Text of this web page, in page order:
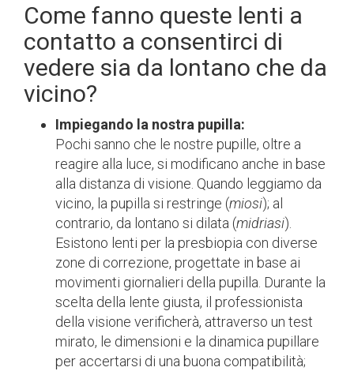
Come fanno queste lenti a
contatto a consentirci di
vedere sia da lontano che da
vicino?
Impiegando la nostra pupilla:
Pochi sanno che le nostre pupille, oltre a
reagire alla luce, si modificano anche in base
alla distanza di visione. Quando leggiamo da
vicino, la pupilla si restringe (miosi); al
contrario, da lontano si dilata (midriasi).
Esistono lenti per la presbiopia con diverse
zone di correzione, progettate in base ai
movimenti giornalieri della pupilla. Durante la
scelta della lente giusta, il professionista
della visione verificherà, attraverso un test
mirato, le dimensioni e la dinamica pupillare
per accertarsi di una buona compatibilità;